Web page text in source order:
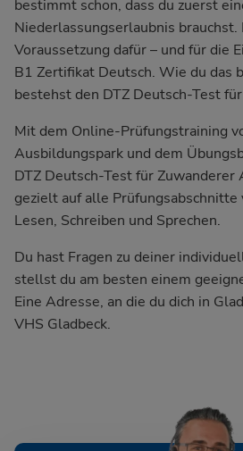
bestimmt schon, dass du zuerst
Niederlassungserlaubnis brauchst.
Voraussetzung dafür – und für die
B1 Zertifikat Deutsch. Wie du das
bestehst den DTZ Deutsch-Test
Mit dem Online-Prüfungstraining
Ausbildungspark und dem
DTZ Deutsch-Test für Zuwanderer
gezielt auf alle
Lesen, Schreiben und Sprechen.
Du hast Fragen zu deiner
stellst du am besten einem
Eine Adresse, an die du dich in
VHS Gladbeck.